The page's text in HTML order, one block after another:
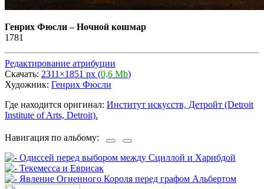
Генрих Фюсли–Ночной кошмар
1781
Редактирование атрибуции
Скачать: 2311×1851 px (0,6 Mb)
Художник: Генрих Фюсли
Где находится оригинал: Институт искусств, Детройт (Detroit
Institute of Arts, Detroit).
Навигация по альбому: